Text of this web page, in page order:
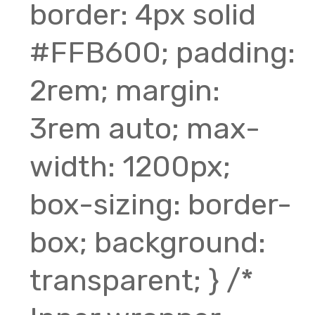
border: 4px solid
#FFB600; padding:
2rem; margin:
3rem auto; max-
width: 1200px;
box-sizing: border-
box; background:
transparent; } /*